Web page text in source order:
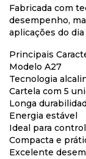
Fabricada com
desempenho,
aplicações do dia
Principais
Modelo A27
Tecnologia
Cartela com 5
Longa
Energia estável
Ideal para
Compacta e
Excelente